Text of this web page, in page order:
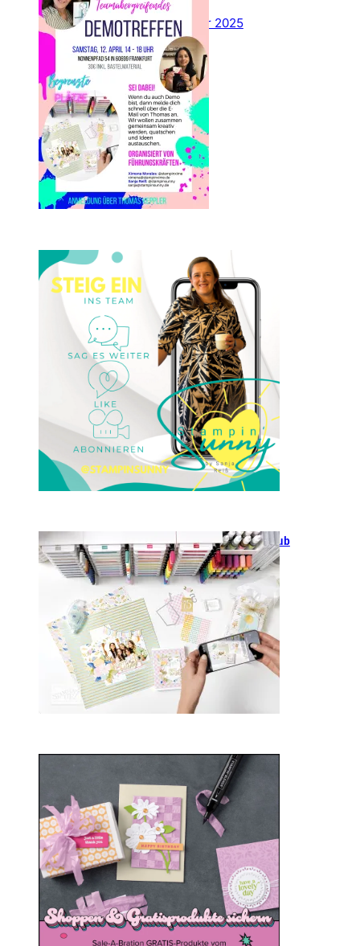
26. Februar 2025
Einsteigen 2025 im Team
Stampin‘ Sunny
23. Januar 2025
GANZ NEU: Scrapbooking Club
2025
21. Januar 2025
Sale-a-bration 2025
20. Januar 2025